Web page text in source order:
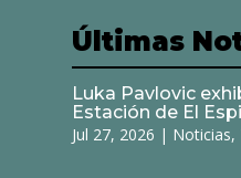
Últimas
Luka Pavlovic
Estación de El
Jul 27, 2026 | Noticias,